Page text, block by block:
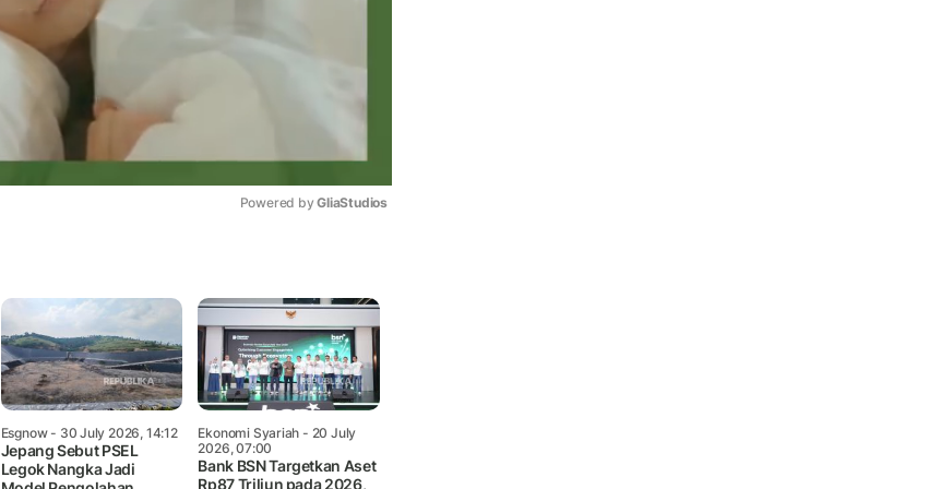
Powered by GliaStudios
Esgnow- 30 July 2026, 14:12
Jepang Sebut PSEL
Legok Nangka Jadi
Ekonomi Syariah - 20 July
2026, 07:00
Bank BSN Targetkan Aset
Rp87 Triliun pada 2026,